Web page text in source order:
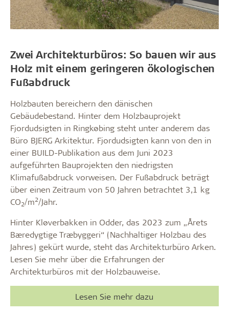
Zwei Architekturbüros: So bauen wir aus
Holz mit einem geringeren ökologischen
Fußabdruck
Holzbauten bereichern den dänischen
Gebäudebestand. Hinter dem Holzbauprojekt
Fjordudsigten in Ringkøbing steht unter anderem das
Büro BJERG Arkitektur. Fjordudsigten kann von den in
einer BUILD-Publikation aus dem Juni 2023
aufgeführten Bauprojekten den niedrigsten
Klimafußabdruck vorweisen. Der Fußabdruck beträgt
über einen Zeitraum von 50 Jahren betrachtet 3,1 kg
CO2/m2/Jahr.
Hinter Kløverbakken in Odder, das 2023 zum „Årets
Bæredygtige Træbyggeri“ (Nachhaltiger Holzbau des
Jahres) gekürt wurde, steht das Architekturbüro Arken.
Lesen Sie mehr über die Erfahrungen der
Architekturbüros mit der Holzbauweise.
Lesen Sie mehr dazu